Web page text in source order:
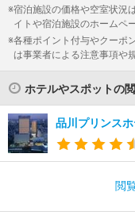
宿泊施設の価格や空室状況
イトや宿泊施設のホームペ
各種ポイント付与やクーポ
は事業者による注意事項や
ホテルやスポットの
品川プリンス
閲